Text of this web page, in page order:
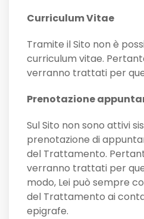
Curriculum Vitae
Tramite il Sito non è
curriculum vitae.
verranno trattati per
Prenotazione
Sul Sito non sono attivi
prenotazione di
del Trattamento.
verranno trattati per
modo, Lei può sempre
del Trattamento ai
epigrafe.